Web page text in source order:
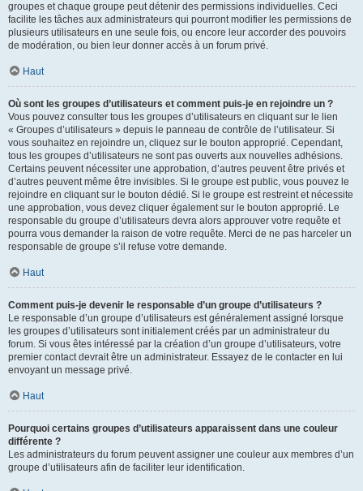
groupes et chaque groupe peut détenir des permissions individuelles. Ceci
facilite les tâches aux administrateurs qui pourront modifier les permissions de
plusieurs utilisateurs en une seule fois, ou encore leur accorder des pouvoirs
de modération, ou bien leur donner accès à un forum privé.
Haut
Où sont les groupes d’utilisateurs et comment puis-je en rejoindre un ?
Vous pouvez consulter tous les groupes d’utilisateurs en cliquant sur le lien
« Groupes d’utilisateurs » depuis le panneau de contrôle de l’utilisateur. Si
vous souhaitez en rejoindre un, cliquez sur le bouton approprié. Cependant,
tous les groupes d’utilisateurs ne sont pas ouverts aux nouvelles adhésions.
Certains peuvent nécessiter une approbation, d’autres peuvent être privés et
d’autres peuvent même être invisibles. Si le groupe est public, vous pouvez le
rejoindre en cliquant sur le bouton dédié. Si le groupe est restreint et nécessite
une approbation, vous devez cliquer également sur le bouton approprié. Le
responsable du groupe d’utilisateurs devra alors approuver votre requête et
pourra vous demander la raison de votre requête. Merci de ne pas harceler un
responsable de groupe s’il refuse votre demande.
Haut
Comment puis-je devenir le responsable d’un groupe d’utilisateurs ?
Le responsable d’un groupe d’utilisateurs est généralement assigné lorsque
les groupes d’utilisateurs sont initialement créés par un administrateur du
forum. Si vous êtes intéressé par la création d’un groupe d’utilisateurs, votre
premier contact devrait être un administrateur. Essayez de le contacter en lui
envoyant un message privé.
Haut
Pourquoi certains groupes d’utilisateurs apparaissent dans une couleur
différente ?
Les administrateurs du forum peuvent assigner une couleur aux membres d’un
groupe d’utilisateurs afin de faciliter leur identification.